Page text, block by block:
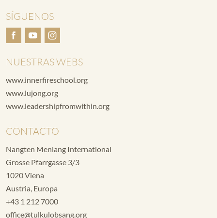
SÍGUENOS
NUESTRAS WEBS
www.innerfireschool.org
www.lujong.org
www.leadershipfromwithin.org
CONTACTO
Nangten Menlang International
Grosse Pfarrgasse 3/3
1020 Viena
Austria, Europa
+43 1 212 7000
office@tulkulobsang.org